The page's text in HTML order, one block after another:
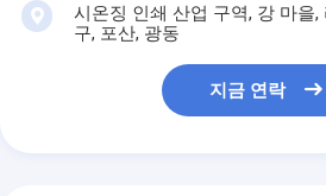
시온징 인쇄 산업 구역, 강 마을,
구, 포산, 광동
지금 연락